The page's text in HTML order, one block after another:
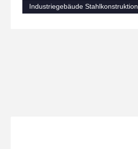
Industriegebäude Stahlkonstruktion